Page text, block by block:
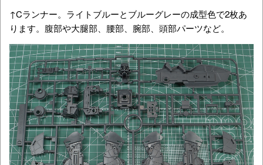
↑Cランナー。ライトブルーとブルーグレーの成型色で2枚あ
ります。腹部や大腿部、腰部、腕部、頭部パーツなど。